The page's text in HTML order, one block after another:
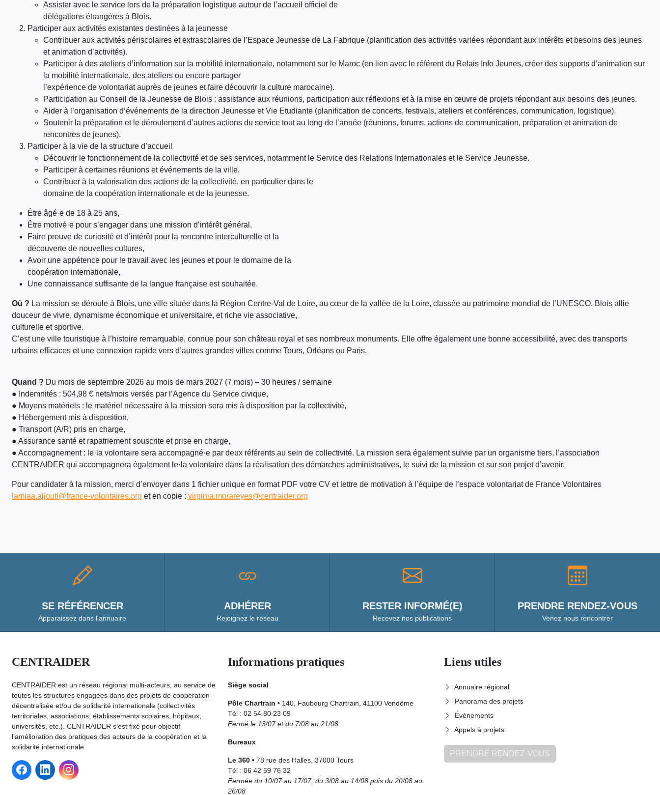
Assister avec le service lors de la préparation logistique autour de l’accueil officiel de
délégations étrangères à Blois.
Participer aux activités existantes destinées à la jeunesse
Contribuer aux activités périscolaires et extrascolaires de l’Espace Jeunesse de La Fabrique (planification des activités variées répondant aux intérêts et besoins des jeunes
et animation d’activités).
Participer à des ateliers d’information sur la mobilité internationale, notamment sur le Maroc (en lien avec le référent du Relais Info Jeunes, créer des supports d’animation sur
la mobilité internationale, des ateliers ou encore partager
l’expérience de volontariat auprès de jeunes et faire découvrir la culture marocaine).
Participation au Conseil de la Jeunesse de Blois : assistance aux réunions, participation aux réflexions et à la mise en œuvre de projets répondant aux besoins des jeunes.
Aider à l’organisation d’événements de la direction Jeunesse et Vie Etudiante (planification de concerts, festivals, ateliers et conférences, communication, logistique).
Soutenir la préparation et le déroulement d’autres actions du service tout au long de l’année (réunions, forums, actions de communication, préparation et animation de
rencontres de jeunes).
Participer à la vie de la structure d’accueil
Découvrir le fonctionnement de la collectivité et de ses services, notamment le Service des Relations Internationales et le Service Jeunesse.
Participer à certaines réunions et événements de la ville.
Contribuer à la valorisation des actions de la collectivité, en particulier dans le
domaine de la coopération internationale et de la jeunesse.
Être âgé·e de 18 à 25 ans,
Être motivé·e pour s’engager dans une mission d’intérêt général,
Faire preuve de curiosité et d’intérêt pour la rencontre interculturelle et la
découverte de nouvelles cultures,
Avoir une appétence pour le travail avec les jeunes et pour le domaine de la
coopération internationale,
Une connaissance suffisante de la langue française est souhaitée.
Où ? La mission se déroule à Blois, une ville située dans la Région Centre-Val de Loire, au cœur de la vallée de la Loire, classée au patrimoine mondial de l’UNESCO. Blois allie
douceur de vivre, dynamisme économique et universitaire, et riche vie associative,
culturelle et sportive.
C’est une ville touristique à l’histoire remarquable, connue pour son château royal et ses nombreux monuments. Elle offre également une bonne accessibilité, avec des transports
urbains efficaces et une connexion rapide vers d’autres grandes villes comme Tours, Orléans ou Paris.
Quand ? Du mois de septembre 2026 au mois de mars 2027 (7 mois) – 30 heures / semaine
● Indemnités : 504,98 € nets/mois versés par l’Agence du Service civique,
● Moyens matériels : le matériel nécessaire à la mission sera mis à disposition par la collectivité,
● Hébergement mis à disposition,
● Transport (A/R) pris en charge,
● Assurance santé et rapatriement souscrite et prise en charge,
● Accompagnement : le·la volontaire sera accompagné·e par deux référents au sein de collectivité. La mission sera également suivie par un organisme tiers, l’association
CENTRAIDER qui accompagnera également le·la volontaire dans la réalisation des démarches administratives, le suivi de la mission et sur son projet d’avenir.
Pour candidater à la mission, merci d’envoyer dans 1 fichier unique en format PDF votre CV et lettre de motivation à l’équipe de l’espace volontariat de France Volontaires
lamiaa.ajjouti@france-volontaires.org et en copie : virginia.morareyes@centraider.org
SE RÉFÉRENCER
Apparaissez dans l'annuaire
ADHÉRER
Rejoignez le réseau
RESTER INFORMÉ(E)
Recevez nos publications
PRENDRE RENDEZ-VOUS
Venez nous rencontrer
CENTRAIDER
CENTRAIDER est un réseau régional multi-acteurs, au service de
toutes les structures engagées dans des projets de coopération
décentralisée et/ou de solidarité internationale (collectivités
territoriales, associations, établissements scolaires, hôpitaux,
universités, etc.). CENTRAIDER s’est fixé pour objectif
l’amélioration des pratiques des acteurs de la coopération et la
solidarité internationale.
Informations pratiques
Siège social
Pôle Chartrain • 140, Faubourg Chartrain, 41100 Vendôme
Tél : 02 54 80 23 09
Fermé le 13/07 et du 7/08 au 21/08
Bureaux
Le 360 • 78 rue des Halles, 37000 Tours
Tél : 06 42 59 76 32
Fermée du 10/07 au 17/07, du 3/08 au 14/08 puis du 20/08 au
26/08
Liens utiles
Annuaire régional
Panorama des projets
Événements
Appels à projets
PRENDRE RENDEZ-VOUS